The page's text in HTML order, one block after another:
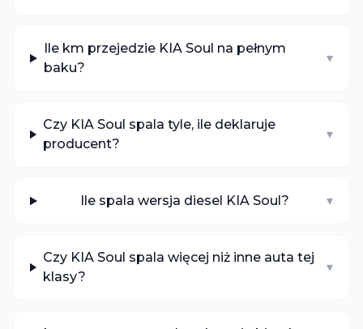
Ile km przejedzie KIA Soul na pełnym
baku?
▾
Czy KIA Soul spala tyle, ile deklaruje
producent?
▾
Ile spala wersja diesel KIA Soul? ▾
Czy KIA Soul spala więcej niż inne auta tej
klasy?
▾